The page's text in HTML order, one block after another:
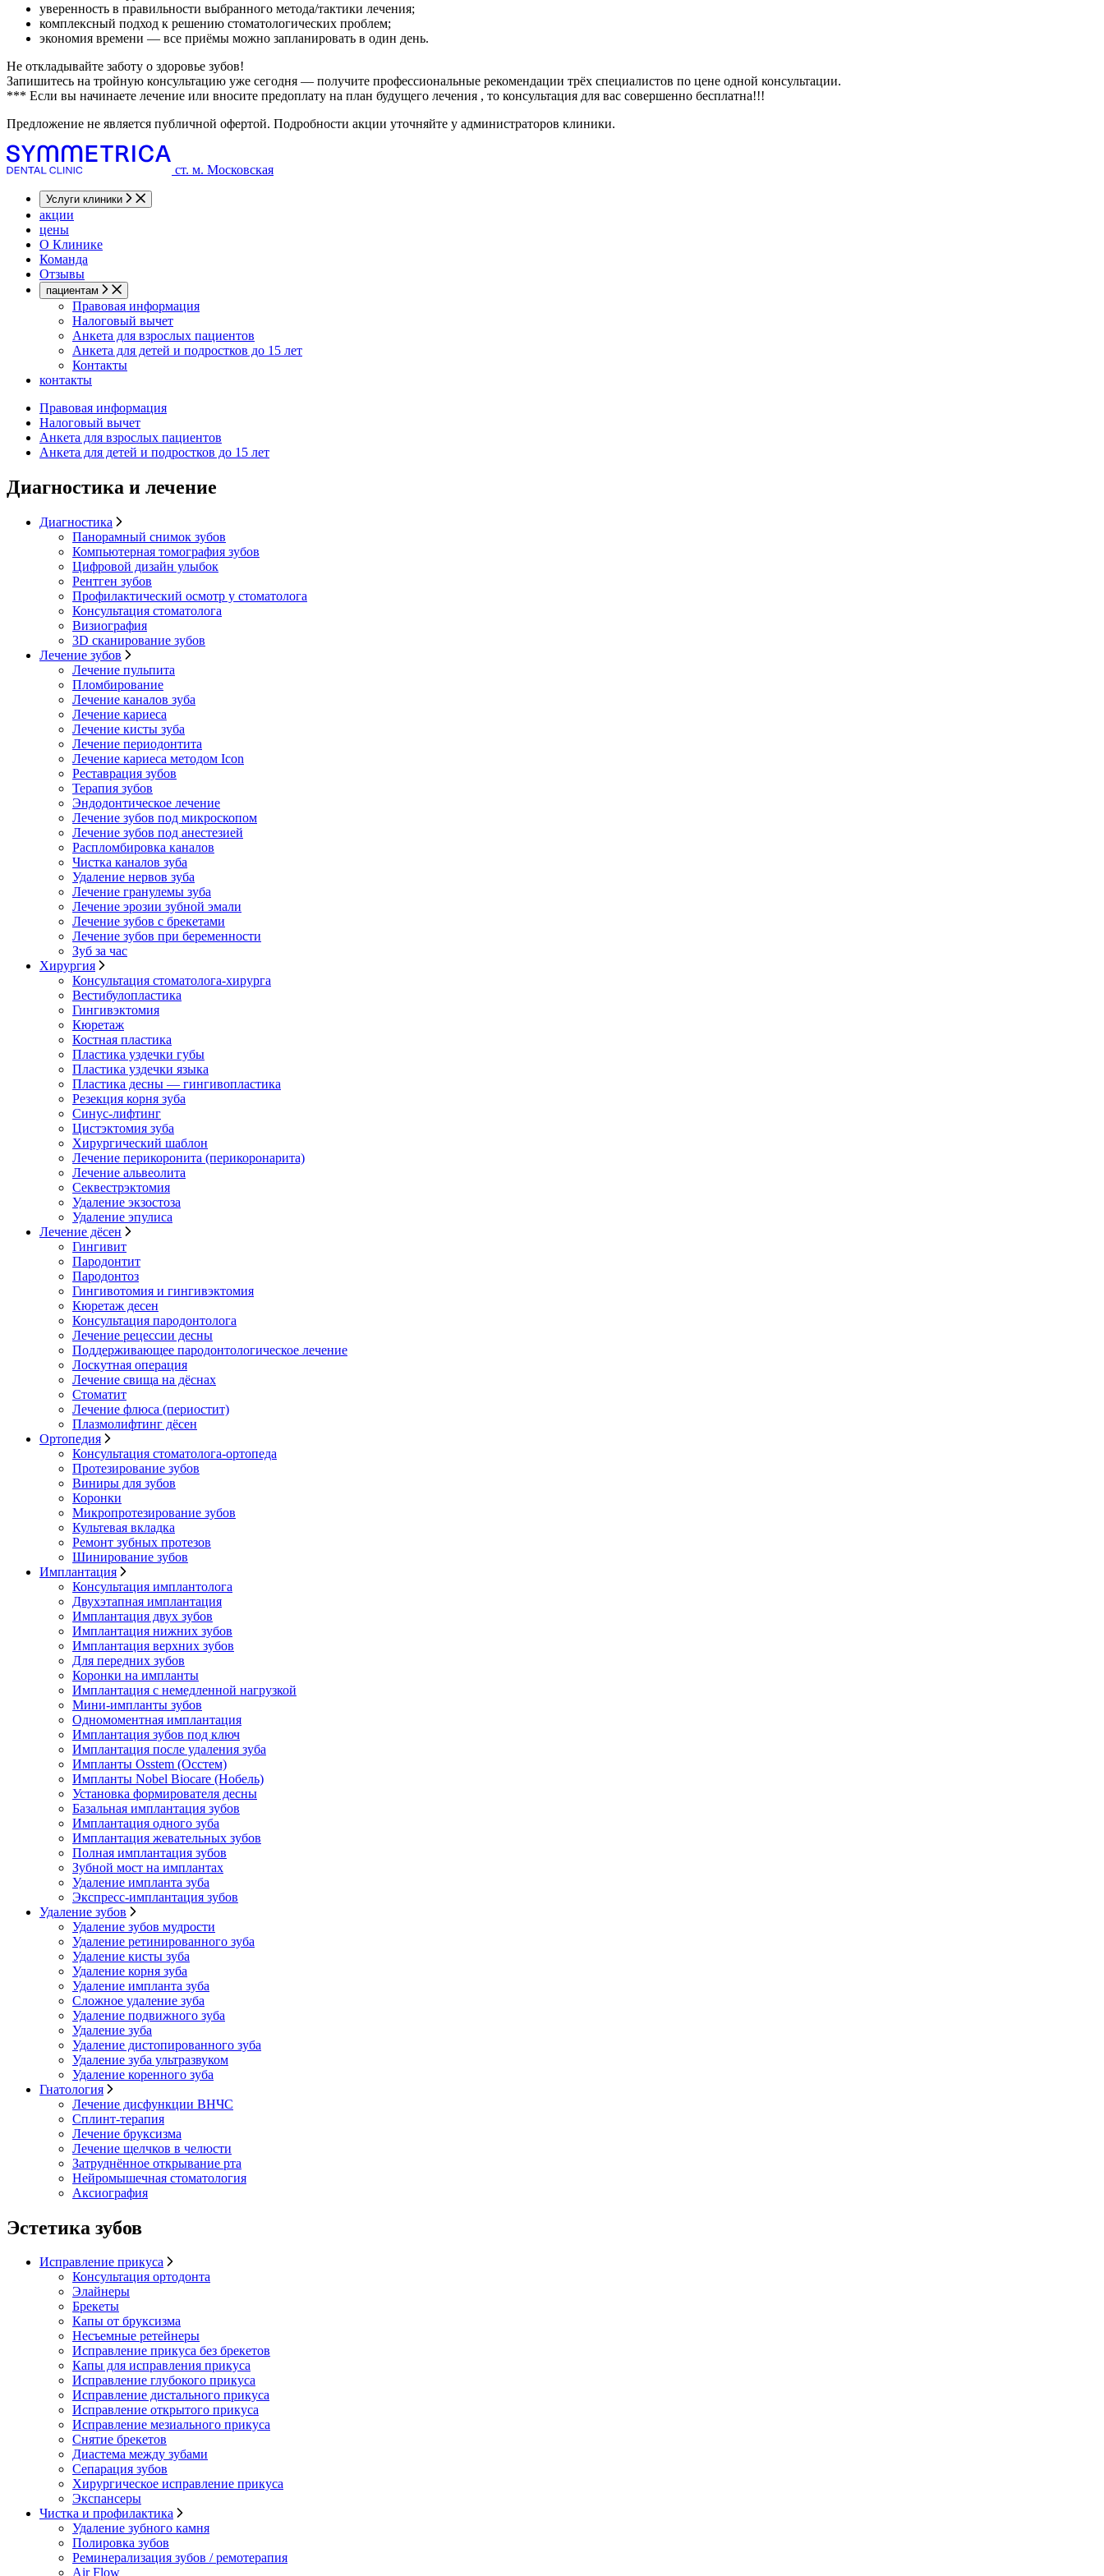
уверенность в правильности выбранного метода/тактики лечения;
комплексный подход к решению стоматологических проблем;
экономия времени — все приёмы можно запланировать в один день.
Не откладывайте заботу о здоровье зубов!
Запишитесь на тройную консультацию уже сегодня — получите профессиональные рекомендации трёх специалистов по цене одной консультации.
*** Если вы начинаете лечение или вносите предоплату на план будущего лечения , то консультация для вас совершенно бесплатна!!!
Предложение не является публичной офертой. Подробности акции уточняйте у администраторов клиники.
ст. м. Московская
Услуги клиники
акции
цены
О Клинике
Команда
Отзывы
пациентам
Правовая информация
Налоговый вычет
Анкета для взрослых пациентов
Анкета для детей и подростков до 15 лет
Контакты
контакты
Правовая информация
Налоговый вычет
Анкета для взрослых пациентов
Анкета для детей и подростков до 15 лет
Диагностика и лечение
Диагностика
Панорамный снимок зубов
Компьютерная томография зубов
Цифровой дизайн улыбок
Рентген зубов
Профилактический осмотр у стоматолога
Консультация стоматолога
Визиография
3D сканирование зубов
Лечение зубов
Лечение пульпита
Пломбирование
Лечение каналов зуба
Лечение кариеса
Лечение кисты зуба
Лечение периодонтита
Лечение кариеса методом Icon
Реставрация зубов
Терапия зубов
Эндодонтическое лечение
Лечение зубов под микроскопом
Лечение зубов под анестезией
Распломбировка каналов
Чистка каналов зуба
Удаление нервов зуба
Лечение гранулемы зуба
Лечение эрозии зубной эмали
Лечение зубов с брекетами
Лечение зубов при беременности
Зуб за час
Хирургия
Консультация стоматолога-хирурга
Вестибулопластика
Гингивэктомия
Кюретаж
Костная пластика
Пластика уздечки губы
Пластика уздечки языка
Пластика десны — гингивопластика
Резекция корня зуба
Синус-лифтинг
Цистэктомия зуба
Хирургический шаблон
Лечение перикоронита (перикоронарита)
Лечение альвеолита
Секвестрэктомия
Удаление экзостоза
Удаление эпулиса
Лечение дёсен
Гингивит
Пародонтит
Пародонтоз
Гингивотомия и гингивэктомия
Кюретаж десен
Консультация пародонтолога
Лечение рецессии десны
Поддерживающее пародонтологическое лечение
Лоскутная операция
Лечение свища на дёснах
Стоматит
Лечение флюса (периостит)
Плазмолифтинг дёсен
Ортопедия
Консультация стоматолога-ортопеда
Протезирование зубов
Виниры для зубов
Коронки
Микропротезирование зубов
Культевая вкладка
Ремонт зубных протезов
Шинирование зубов
Имплантация
Консультация имплантолога
Двухэтапная имплантация
Имплантация двух зубов
Имплантация нижних зубов
Имплантация верхних зубов
Для передних зубов
Коронки на импланты
Имплантация с немедленной нагрузкой
Мини-импланты зубов
Одномоментная имплантация
Имплантация зубов под ключ
Имплантация после удаления зуба
Импланты Osstem (Осстем)
Импланты Nobel Biocare (Нобель)
Установка формирователя десны
Базальная имплантация зубов
Имплантация одного зуба
Имплантация жевательных зубов
Полная имплантация зубов
Зубной мост на имплантах
Удаление импланта зуба
Экспресс-имплантация зубов
Удаление зубов
Удаление зубов мудрости
Удаление ретинированного зуба
Удаление кисты зуба
Удаление корня зуба
Удаление импланта зуба
Сложное удаление зуба
Удаление подвижного зуба
Удаление зуба
Удаление дистопированного зуба
Удаление зуба ультразвуком
Удаление коренного зуба
Гнатология
Лечение дисфункции ВНЧС
Сплинт-терапия
Лечение бруксизма
Лечение щелчков в челюсти
Затруднённое открывание рта
Нейромышечная стоматология
Аксиография
Эстетика зубов
Исправление прикуса
Консультация ортодонта
Элайнеры
Брекеты
Капы от бруксизма
Несъемные ретейнеры
Исправление прикуса без брекетов
Капы для исправления прикуса
Исправление глубокого прикуса
Исправление дистального прикуса
Исправление открытого прикуса
Исправление мезиального прикуса
Снятие брекетов
Диастема между зубами
Сепарация зубов
Хирургическое исправление прикуса
Экспансеры
Чистка и профилактика
Удаление зубного камня
Полировка зубов
Реминерализация зубов / ремотерапия
Air Flow